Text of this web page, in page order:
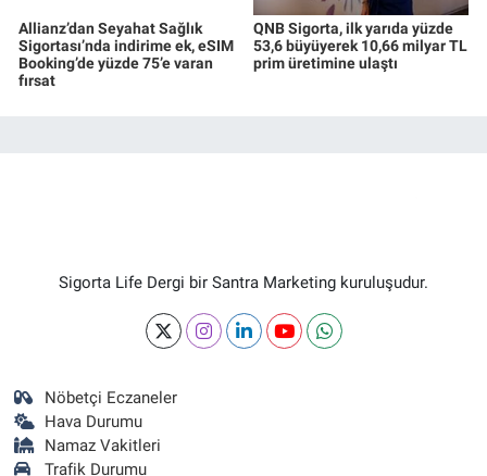
Allianz’dan Seyahat Sağlık
Sigortası’nda indirime ek, eSIM
Booking’de yüzde 75’e varan
fırsat
QNB Sigorta, ilk yarıda yüzde
53,6 büyüyerek 10,66 milyar TL
prim üretimine ulaştı
Sigorta Life Dergi bir Santra Marketing kuruluşudur.
Nöbetçi Eczaneler
Hava Durumu
Namaz Vakitleri
Trafik Durumu